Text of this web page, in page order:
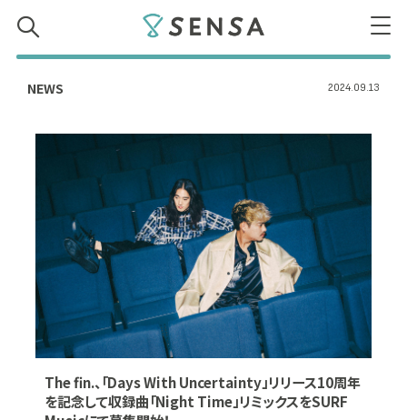
NEWS 2024.09.13
The fin.、「Days With Uncertainty」リリース10周年
を記念して収録曲「Night Time」リミックスをSURF